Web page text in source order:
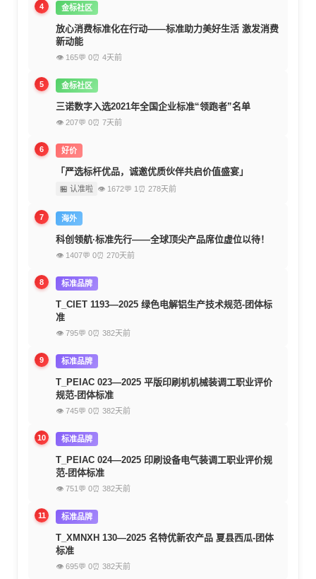
4 金标社区
放心消费标准化在行动——标准助力美好生活 激发消费
新动能
👁 165💬 0⏰ 4天前
5 金标社区
三诺数字入选2021年全国企业标准“领跑者”名单
👁 207💬 0⏰ 7天前
6 好价
「严选标杆优品，诚邀优质伙伴共启价值盛宴」
🏪 认准啦 👁 1672💬 1 ⏰ 278天前
7 海外
科创领航·标准先行——全球顶尖产品席位虚位以待！
👁 1407💬 0⏰ 270天前
8 标准品牌
T_CIET 1193—2025 绿色电解铝生产技术规范-团体标
准
👁 795💬 0⏰ 382天前
9 标准品牌
T_PEIAC 023—2025 平版印刷机机械装调工职业评价
规范-团体标准
👁 745💬 0⏰ 382天前
10 标准品牌
T_PEIAC 024—2025 印刷设备电气装调工职业评价规
范-团体标准
👁 751 💬 0⏰ 382天前
11 标准品牌
T_XMNXH 130—2025 名特优新农产品 夏县西瓜-团体
标准
👁 695💬 0⏰ 382天前